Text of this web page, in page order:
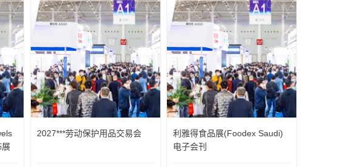
展
2027***劳动保护用品交易会
利雅得食品展(Foodex Saudi)
电子会刊